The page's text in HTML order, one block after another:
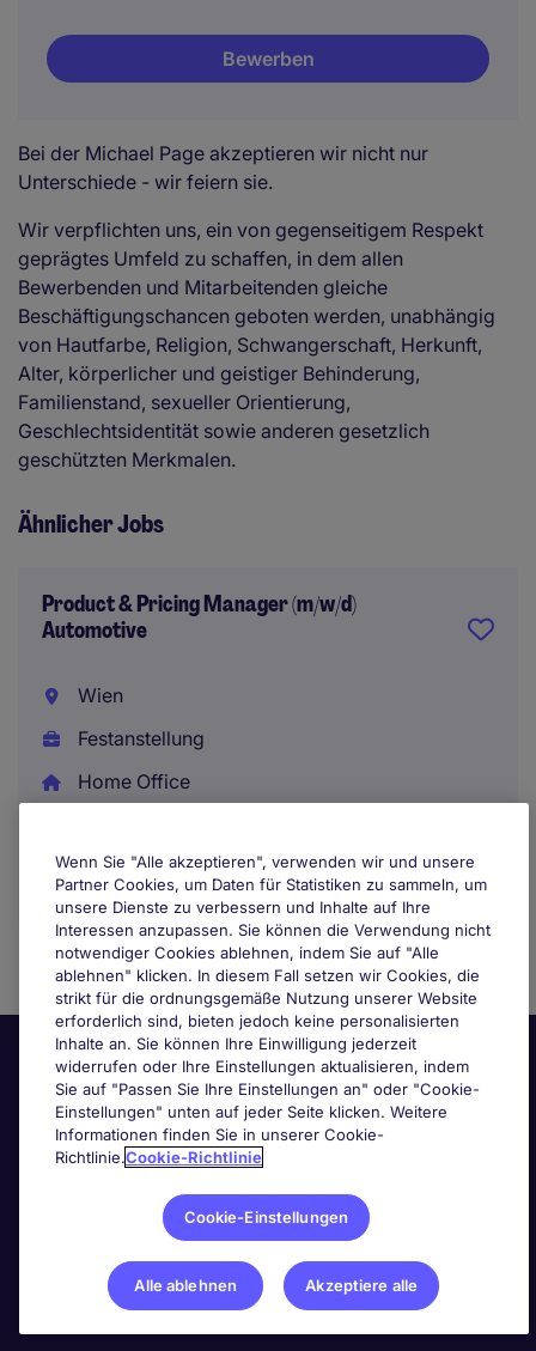
Bewerben
Bei der Michael Page akzeptieren wir nicht nur
Unterschiede - wir feiern sie.
Wir verpflichten uns, ein von gegenseitigem Respekt
geprägtes Umfeld zu schaffen, in dem allen
Bewerbenden und Mitarbeitenden gleiche
Beschäftigungschancen geboten werden, unabhängig
von Hautfarbe, Religion, Schwangerschaft, Herkunft,
Alter, körperlicher und geistiger Behinderung,
Familienstand, sexueller Orientierung,
Geschlechtsidentität sowie anderen gesetzlich
geschützten Merkmalen.
Ähnlicher Jobs
Product & Pricing Manager (m/w/d)
Automotive
Wien
Festanstellung
Home Office
Nach Berufsfeld suchen
Wenn Sie "Alle akzeptieren", verwenden wir und unsere
Partner Cookies, um Daten für Statistiken zu sammeln, um
unsere Dienste zu verbessern und Inhalte auf Ihre
Interessen anzupassen. Sie können die Verwendung nicht
notwendiger Cookies ablehnen, indem Sie auf "Alle
ablehnen" klicken. In diesem Fall setzen wir Cookies, die
strikt für die ordnungsgemäße Nutzung unserer Website
erforderlich sind, bieten jedoch keine personalisierten
Inhalte an. Sie können Ihre Einwilligung jederzeit
widerrufen oder Ihre Einstellungen aktualisieren, indem
Sie auf "Passen Sie Ihre Einstellungen an" oder "Cookie-
Einstellungen" unten auf jeder Seite klicken. Weitere
Informationen finden Sie in unserer Cookie-
Richtlinie.Cookie-Richtlinie
Cookie-Einstellungen
Alle ablehnen Akzeptiere alle